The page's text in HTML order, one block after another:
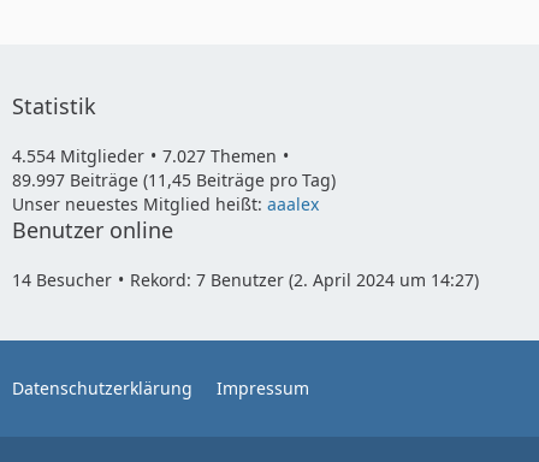
Statistik
4.554 Mitglieder
7.027 Themen
89.997 Beiträge (11,45 Beiträge pro Tag)
Unser neuestes Mitglied heißt: aaalex
Benutzer online
14 Besucher Rekord: 7 Benutzer (2. April 2024 um 14:27)
Datenschutzerklärung Impressum